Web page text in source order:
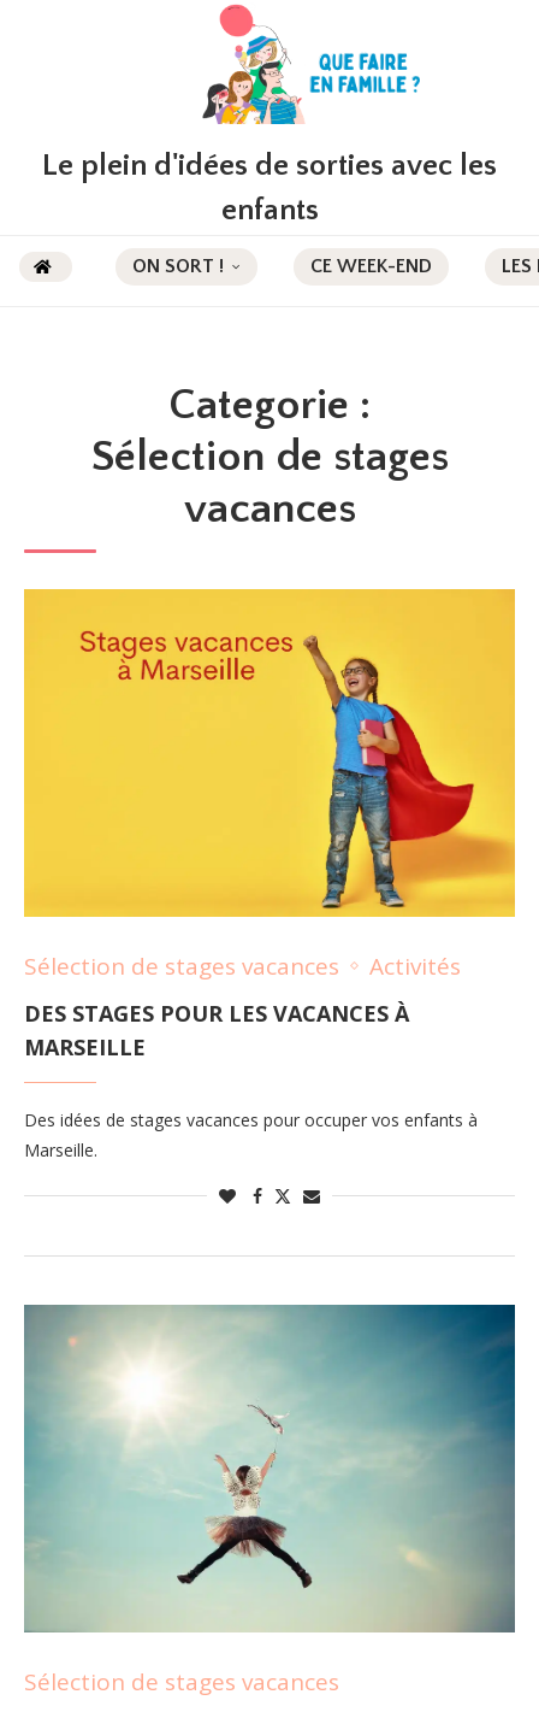
Le plein d'idées de sorties avec les
enfants
ON SORT ! CE WEEK-END LES
Categorie :
Sélection de stages
vacances
Sélection de stages vacances Activités
DES STAGES POUR LES VACANCES À
MARSEILLE
Des idées de stages vacances pour occuper vos enfants à
Marseille.
Sélection de stages vacances